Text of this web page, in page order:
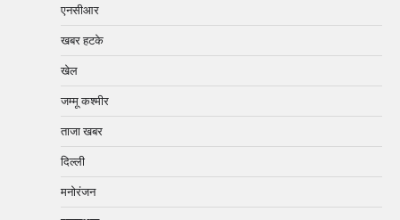
एनसीआर
खबर हटके
खेल
जम्मू कश्मीर
ताजा खबर
दिल्ली
मनोरंजन